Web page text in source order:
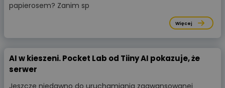
papierosem? Zanim sp
Więcej
AI w kieszeni. Pocket Lab od Tiiny AI pokazuje, że
serwer
Jeszcze niedawno do uruchamiania zaawansowanej